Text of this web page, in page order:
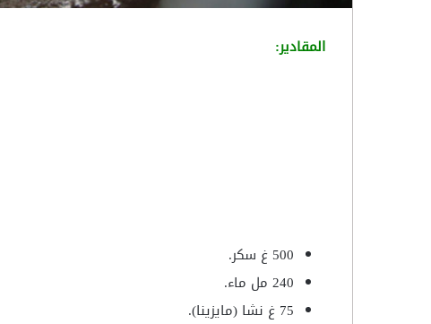
المقادير:
500 غ سكر.
240 مل ماء.
75 غ نشا (مايزينا).